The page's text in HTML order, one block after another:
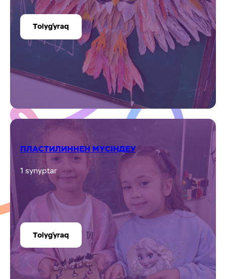
Tolyǵyraq
ПЛАСТИЛИННЕН МҮСІНДЕУ
1 synyptar
Tolyǵyraq